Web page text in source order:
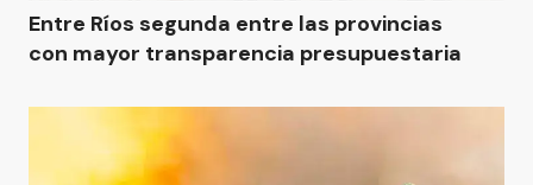
Entre Ríos segunda entre las provincias
con mayor transparencia presupuestaria